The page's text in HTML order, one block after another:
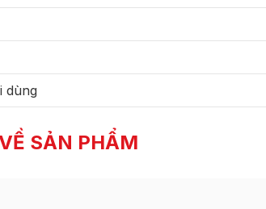
dùng
SẢN PHẨM